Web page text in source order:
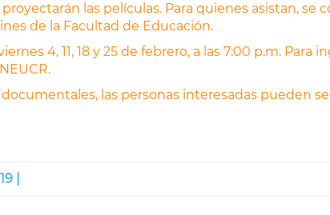
las películas. Para quienes asistan, se
de la Facultad de Educación.
4, 11, 18 y 25 de febrero, a las 7:00 p.m.
las personas interesadas pueden
|